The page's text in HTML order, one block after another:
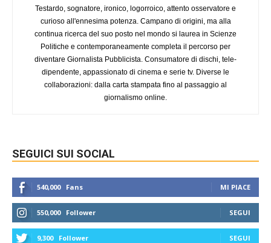
Testardo, sognatore, ironico, logorroico, attento osservatore e
curioso all'ennesima potenza. Campano di origini, ma alla
continua ricerca del suo posto nel mondo si laurea in Scienze
Politiche e contemporaneamente completa il percorso per
diventare Giornalista Pubblicista. Consumatore di dischi, tele-
dipendente, appassionato di cinema e serie tv. Diverse le
collaborazioni: dalla carta stampata fino al passaggio al
giornalismo online.
SEGUICI SUI SOCIAL
540,000 Fans MI PIACE
550,000 Follower SEGUI
9,300 Follower SEGUI